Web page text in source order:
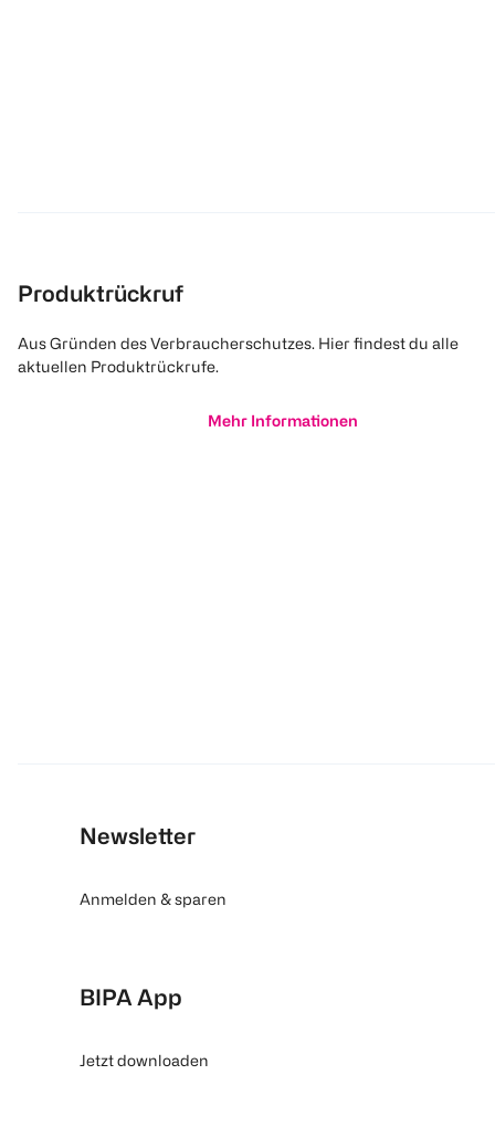
Produktrückruf
Aus Gründen des Verbraucherschutzes. Hier findest du alle
aktuellen Produktrückrufe.
Mehr Informationen
Newsletter
Anmelden & sparen
BIPA App
Jetzt downloaden